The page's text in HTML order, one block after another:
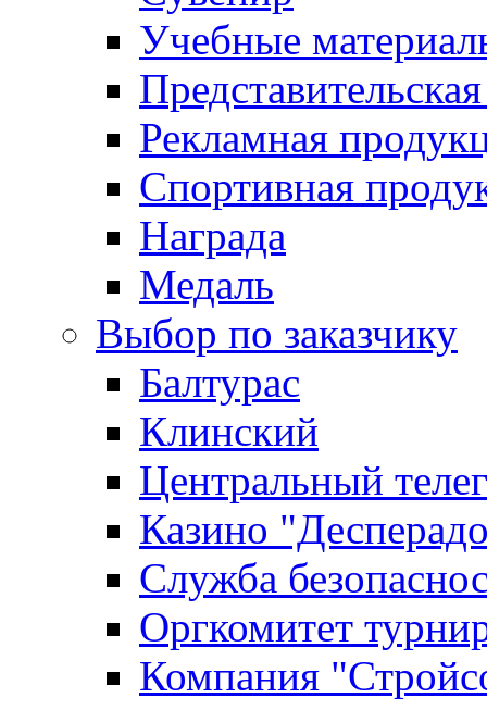
Учебные
Рекламная
Спортивная
Награда
Медаль
Выбор по заказчику
Балтурас
Клинский
Центральный
Казино
Служба
Оргкомитет
Компания